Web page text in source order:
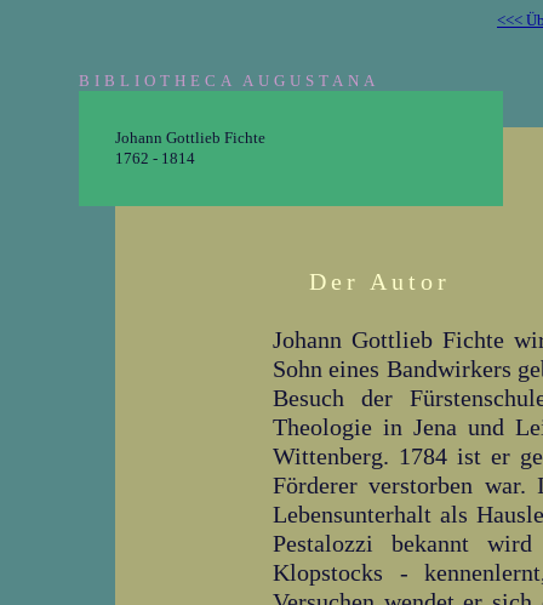
<<<
BIBLIOTHECA AUGUSTANA
Johann Gottlieb Fichte
1762 - 1814
Der Autor
Johann Gottlieb Fichte
Sohn eines Bandwirkers
Besuch der
Theologie in Jena und
Wittenberg. 1784 ist er
Förderer verstorben
Lebensunterhalt als
Pestalozzi bekannt
Klopstocks -